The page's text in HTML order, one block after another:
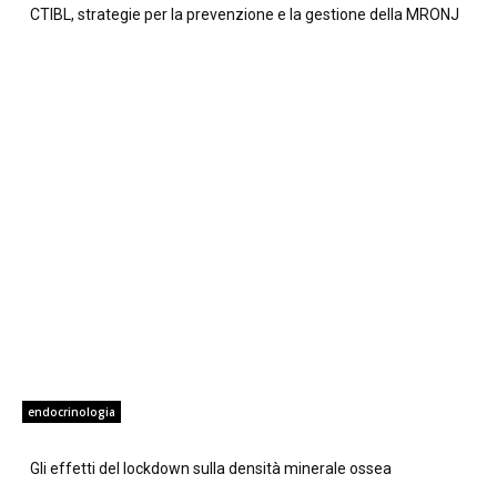
CTIBL, strategie per la prevenzione e la gestione della MRONJ
endocrinologia
Gli effetti del lockdown sulla densità minerale ossea